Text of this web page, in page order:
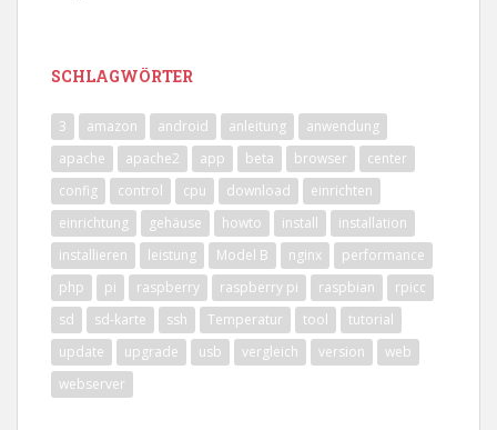
SCHLAGWÖRTER
3 amazon android anleitung
anwendung
apache
apache2 app beta browser
center
config
control cpu download
einrichten
einrichtung
gehäuse howto install
installation
installieren
leistung Model B nginx
performance
php
pi raspberry raspberry pi raspbian
rpicc
sd
sd-karte ssh Temperatur tool
tutorial
update
upgrade usb vergleich version
web
webserver